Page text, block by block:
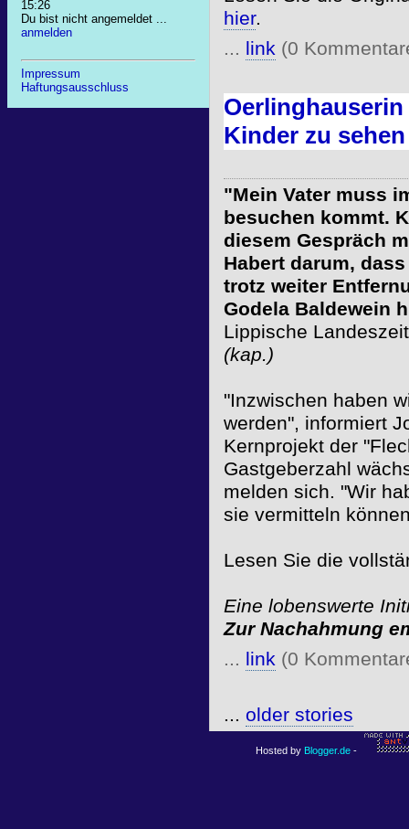
15:26
Du bist nicht angemeldet ...
anmelden
Impressum
Haftungsausschluss
hier.
... link(0
Kinder zu sehen
"Mein Vater muss
besuchen kommt.
diesem Gespräch
Habert darum,
trotz weiter
Godela Baldewein
Lippische
(kap.)
"Inzwischen haben
werden", informiert
Kernprojekt der
Gastgeberzahl
melden sich. "Wir
sie vermitteln
Lesen Sie die
Eine lobenswerte
Zur Nachahmung
... link(0
... older stories
Hosted by Blogger.de -